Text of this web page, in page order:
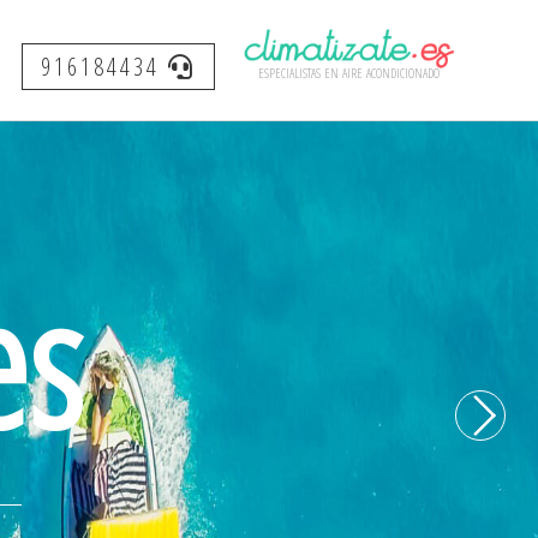
916184434 especialistas en aire acondicionado
/5